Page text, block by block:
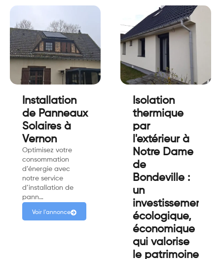
Installation
de Panneaux
Solaires à
Vernon
Optimisez votre
consommation
d’énergie avec
notre service
d’installation de
pann…
Voir l'annonce
Isolation
thermique
par
l'extérieur à
Notre Dame
de
Bondeville :
un
investissement
écologique,
économique
qui valorise
le patrimoine